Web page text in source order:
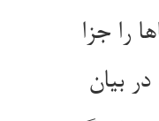
را جزا
بیان